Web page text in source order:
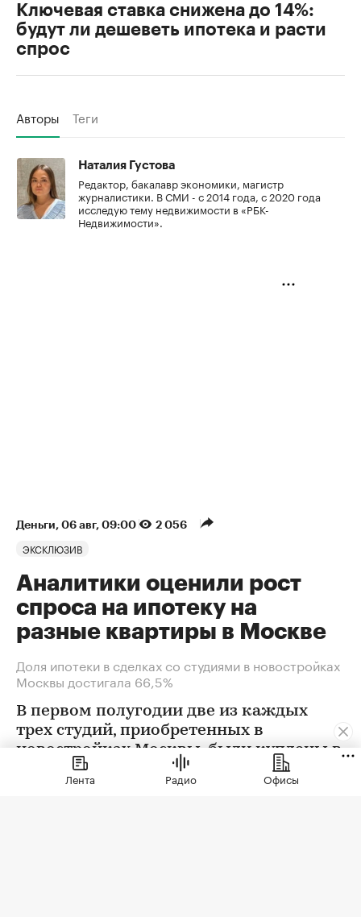
Ключевая ставка снижена до 14%:
будут ли дешеветь ипотека и расти
спрос
Авторы Теги
Наталия Густова
Редактор, бакалавр экономики, магистр
журналистики. В СМИ - с 2014 года, с 2020 года
исследую тему недвижимости в «РБК-
Недвижимости».
Деньги⁠, 06 авг, 09:00 2 056
ЭКСКЛЮЗИВ
Аналитики оценили рост
спроса на ипотеку на
разные квартиры в Москве
Доля ипотеки в сделках со студиями в новостройках
Москвы достигала 66,5%
В первом полугодии две из каждых
трех студий, приобретенных в
новостройках Москвы, были куплены в
ипотеку. В сегменте трешек ипотечных
сделок менее половины, а среди
Лента Радио Офисы